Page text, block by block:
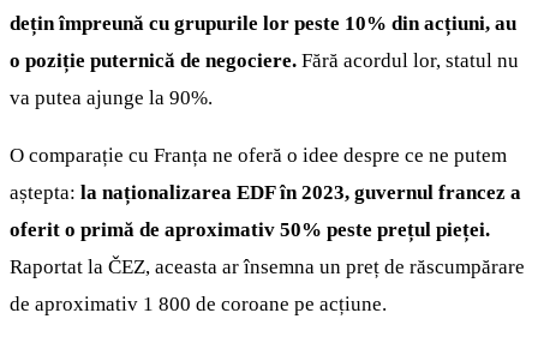
dețin împreună cu grupurile lor peste 10% din acțiuni, au
o poziție puternică de negociere. Fără acordul lor, statul nu
va putea ajunge la 90%.
O comparație cu Franța ne oferă o idee despre ce ne putem
aștepta: la naționalizarea EDF în 2023, guvernul francez a
oferit o primă de aproximativ 50% peste prețul pieței.
Raportat la ČEZ, aceasta ar însemna un preț de răscumpărare
de aproximativ 1 800 de coroane pe acțiune.